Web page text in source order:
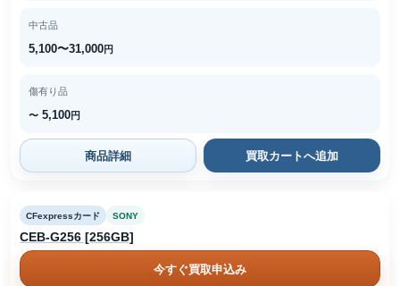
中古品
5,100〜31,000円
傷有り品
〜 5,100円
商品詳細 買取カートへ追加
CFexpressカード SONY
CEB-G256 [256GB]
今すぐ買取申込み